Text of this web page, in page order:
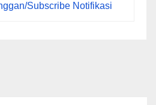
Subscribe Notifikasi